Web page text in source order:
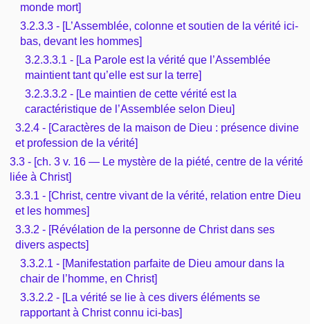
monde mort]
3.2.3.3 - [L’Assemblée, colonne et soutien de la vérité ici-
bas, devant les hommes]
3.2.3.3.1 - [La Parole est la vérité que l’Assemblée
maintient tant qu’elle est sur la terre]
3.2.3.3.2 - [Le maintien de cette vérité est la
caractéristique de l’Assemblée selon Dieu]
3.2.4 - [Caractères de la maison de Dieu : présence divine
et profession de la vérité]
3.3 - [ch. 3 v. 16 — Le mystère de la piété, centre de la vérité
liée à Christ]
3.3.1 - [Christ, centre vivant de la vérité, relation entre Dieu
et les hommes]
3.3.2 - [Révélation de la personne de Christ dans ses
divers aspects]
3.3.2.1 - [Manifestation parfaite de Dieu amour dans la
chair de l’homme, en Christ]
3.3.2.2 - [La vérité se lie à ces divers éléments se
rapportant à Christ connu ici-bas]